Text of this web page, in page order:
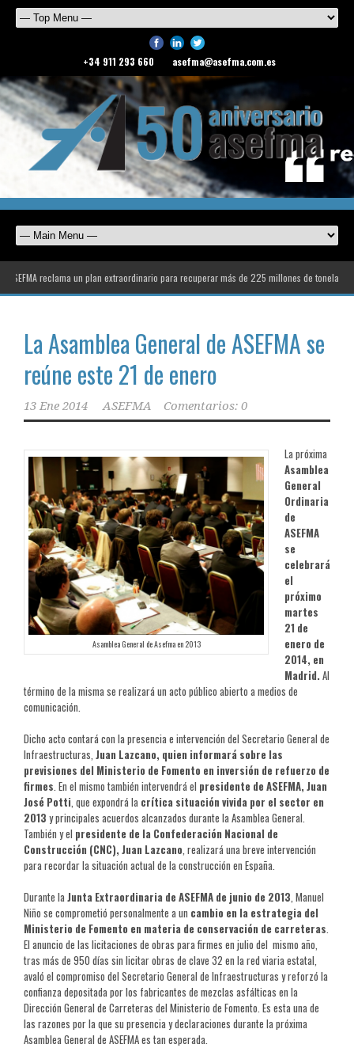
+34 911 293 660 asefma@asefma.com.es
reclama un plan extraordinario para recuperar más de 225 millones de toneladas de
La Asamblea General de ASEFMA se
reúne este 21 de enero
13 Ene 2014 ASEFMA Comentarios: 0
Asamblea General de Asefma en 2013
La próxima
Asamblea
General
Ordinaria
de
ASEFMA
se
celebrará
el
próximo
martes
21 de
enero de
2014, en
Madrid. Al
término de la misma se realizará un acto público abierto a medios de
comunicación.
Dicho acto contará con la presencia e intervención del Secretario General de
Infraestructuras, Juan Lazcano, quien informará sobre las
previsiones del Ministerio de Fomento en inversión de refuerzo de
firmes . En el mismo también intervendrá el presidente de ASEFMA, Juan
José Potti , que expondrá la crítica situación vivida por el sector en
2013 y principales acuerdos alcanzados durante la Asamblea General.
También y el presidente de la Confederación Nacional de
Construcción (CNC), Juan Lazcano , realizará una breve intervención
para recordar la situación actual de la construcción en España.
Durante la Junta Extraordinaria de ASEFMA de junio de 2013 , Manuel
Niño se comprometió personalmente a un cambio en la estrategia del
Ministerio de Fomento en materia de conservación de carreteras
El anuncio de las licitaciones de obras para firmes en julio del mismo año,
tras más de 950 días sin licitar obras de clave 32 en la red viaria estatal,
avaló el compromiso del Secretario General de Infraestructuras y reforzó la
confianza depositada por los fabricantes de mezclas asfálticas en la
Dirección General de Carreteras del Ministerio de Fomento. Es esta una de
las razones por la que su presencia y declaraciones durante la próxima
Asamblea General de ASEFMA es tan esperada.